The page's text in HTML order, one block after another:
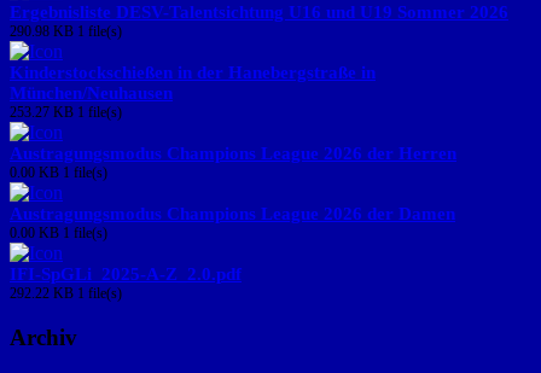
Ergebnisliste DESV-Talentsichtung U16 und U19 Sommer 2026
290.98 KB 1 file(s)
Kinderstockschießen in der Hanebergstraße in
München/Neuhausen
253.27 KB 1 file(s)
Austragungsmodus Champions League 2026 der Herren
0.00 KB 1 file(s)
Austragungsmodus Champions League 2026 der Damen
0.00 KB 1 file(s)
IFI-SpGLi_2025-A-Z_2.0.pdf
292.22 KB 1 file(s)
Archiv